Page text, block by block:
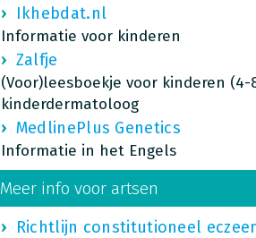
Ikhebdat.nl
Informatie voor kinderen
Zalfje
(Voor)leesboekje voor kinderen (4-
kinderdermatoloog
MedlinePlus Genetics
Informatie in het Engels
Meer info voor artsen
Richtlijn constitutioneel